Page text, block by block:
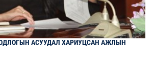
АСУУДАЛ ХАРИУЦСАН АЖЛЫН